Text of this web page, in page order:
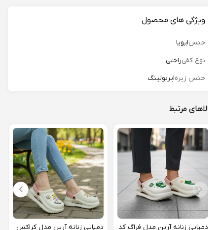
ویژگی های محصول
جنسایویا
نوع کفی راحتی
جنس زیره ایربولینگ
مرتبط
دمپایی زنانه آرین مدل فراگ کد دمپایی زنانه آرین مدل کراکس